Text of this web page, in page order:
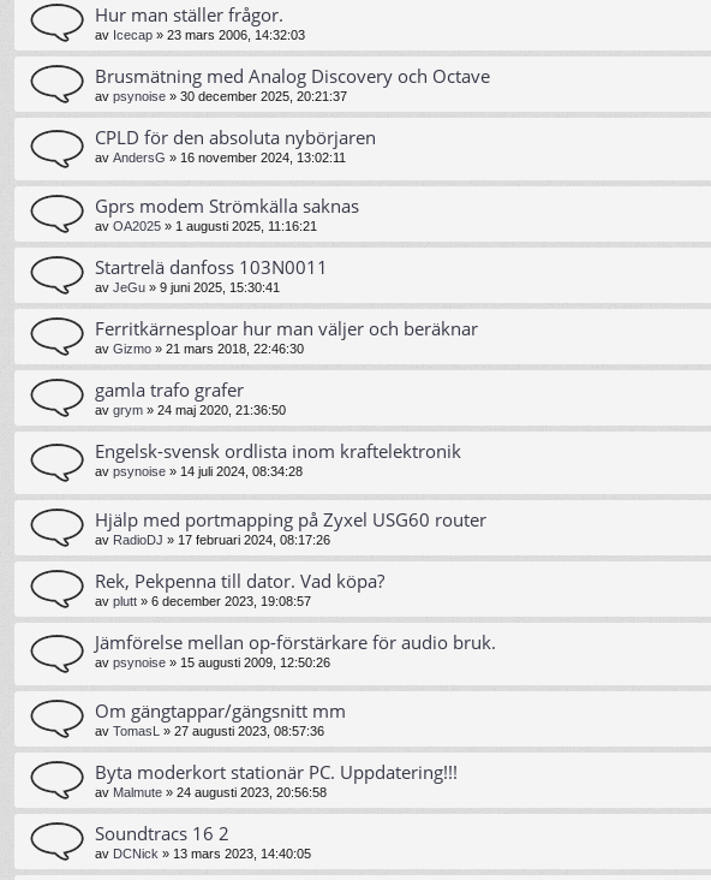
Hur man ställer frågor.
av Icecap » 23 mars 2006, 14:32:03
Brusmätning med Analog Discovery och Octave
av psynoise » 30 december 2025, 20:21:37
CPLD för den absoluta nybörjaren
av AndersG » 16 november 2024, 13:02:11
Gprs modem Strömkälla saknas
av OA2025 » 1 augusti 2025, 11:16:21
Startrelä danfoss 103N0011
av JeGu » 9 juni 2025, 15:30:41
Ferritkärnesploar hur man väljer och beräknar
av Gizmo » 21 mars 2018, 22:46:30
gamla trafo grafer
av grym » 24 maj 2020, 21:36:50
Engelsk-svensk ordlista inom kraftelektronik
av psynoise » 14 juli 2024, 08:34:28
Hjälp med portmapping på Zyxel USG60 router
av RadioDJ » 17 februari 2024, 08:17:26
Rek, Pekpenna till dator. Vad köpa?
av plutt » 6 december 2023, 19:08:57
Jämförelse mellan op-förstärkare för audio bruk.
av psynoise » 15 augusti 2009, 12:50:26
Om gängtappar/gängsnitt mm
av TomasL » 27 augusti 2023, 08:57:36
Byta moderkort stationär PC. Uppdatering!!!
av Malmute » 24 augusti 2023, 20:56:58
Soundtracs 16 2
av DCNick » 13 mars 2023, 14:40:05